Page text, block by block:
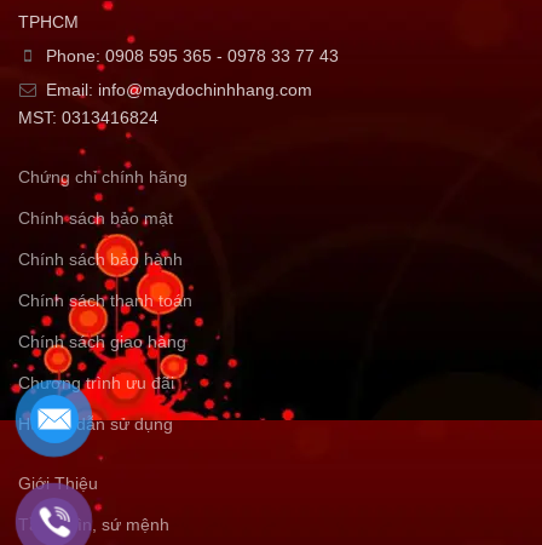
TPHCM
Phone: 0908 595 365 - 0978 33 77 43
Email: info@maydochinhhang.com
MST: 0313416824
Chứng chỉ chính hãng
Chính sách bảo mật
Chính sách bảo hành
Chính sách thanh toán
Chính sách giao hàng
Chương trình ưu đãi
Hướng dẫn sử dụng
Giới Thiệu
Tầm nhìn, sứ mệnh